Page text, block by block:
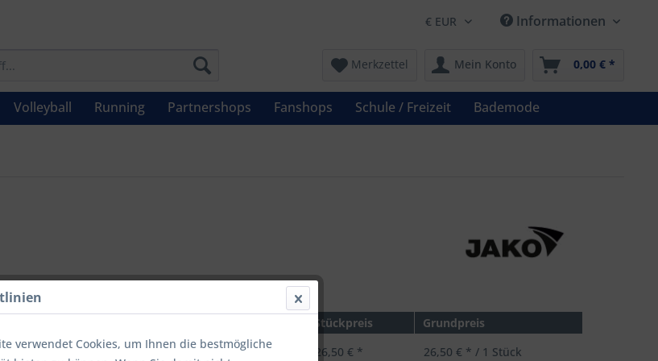
Informationen
Merkzettel Mein Konto 0,00 € *
Volleyball Running Partnershops Fanshops Schule / Freizeit Bademode
UVP: 34,99 € *
Stückpreis
Grundpreis
bis9 26,50 € * 26,50 € * / 1 Stück
verwendet Cookies, um Ihnen die bestmögliche